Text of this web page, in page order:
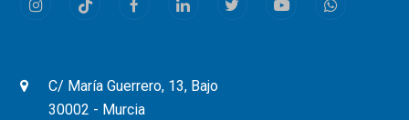
InstagramTiktok FacebookLinkedInTwitterYoutubeWhatsapp
C/ María Guerrero, 13, Bajo
30002 - Murcia